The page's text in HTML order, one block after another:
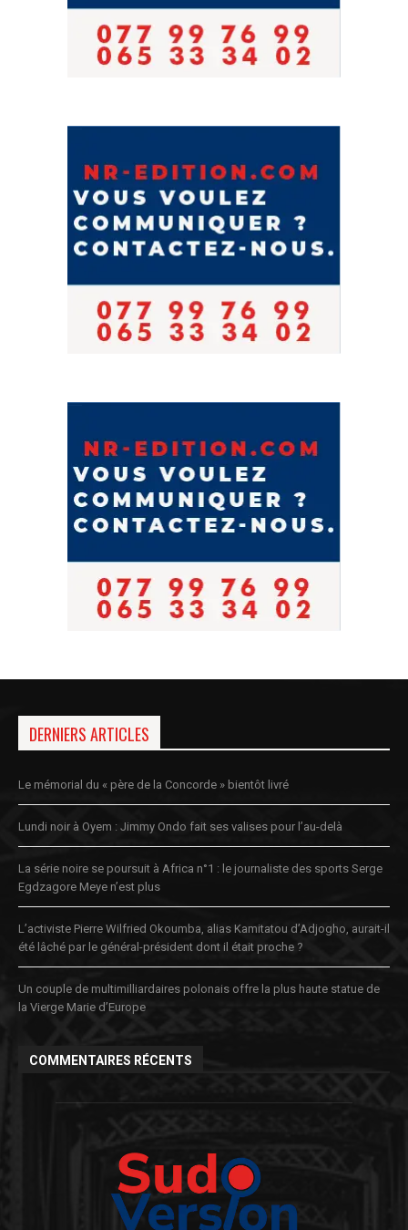
DERNIERS ARTICLES
Le mémorial du « père de la Concorde » bientôt livré
Lundi noir à Oyem : Jimmy Ondo fait ses valises pour l’au-delà
La série noire se poursuit à Africa n°1 : le journaliste des sports Serge
Egdzagore Meye n’est plus
L’activiste Pierre Wilfried Okoumba, alias Kamitatou d’Adjogho, aurait-il
été lâché par le général-président dont il était proche ?
Un couple de multimilliardaires polonais offre la plus haute statue de
la Vierge Marie d’Europe
COMMENTAIRES RÉCENTS